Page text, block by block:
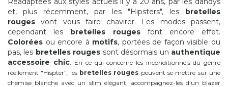
et, plus récemment, par les "Hipsters", les bretelles
rouges vont vous faire chavirer. Les modes passent,
cependant les bretelles rougesfont encore effet.
Colorées ou encore à motifs, portées de façon visible ou
pas, les bretelles rouges sont désormais un authentique
accessoire chic. En ce qui concerne les inconditionnels du genre
réellement "Hispter", les bretelles rouges peuvent se mettre sur une
chemise blanche avec un slim élégant, accompagnez-les d'un blazer